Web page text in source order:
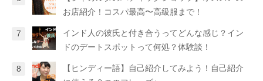
お店紹介！コスパ最高〜高級服まで！
インド人の彼氏と付き合うってどんな感じ？イン
ドのデートスポットって何処？体験談！
【ヒンディー語】自己紹介してみよう！自己紹介